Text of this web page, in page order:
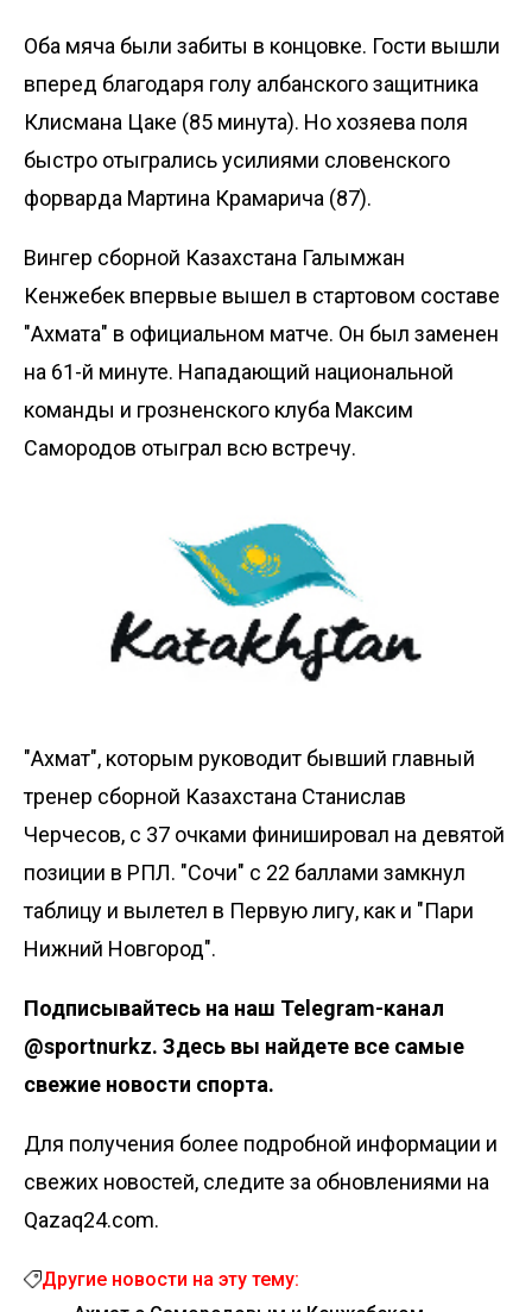
Оба мяча были забиты в концовке. Гости вышли
вперед благодаря голу албанского защитника
Клисмана Цаке (85 минута). Но хозяева поля
быстро отыгрались усилиями словенского
форварда Мартина Крамарича (87).
Вингер сборной Казахстана Галымжан
Кенжебек впервые вышел в стартовом составе
"Ахмата" в официальном матче. Он был заменен
на 61-й минуте. Нападающий национальной
команды и грозненского клуба Максим
Самородов отыграл всю встречу.
"Ахмат", которым руководит бывший главный
тренер сборной Казахстана Станислав
Черчесов, с 37 очками финишировал на девятой
позиции в РПЛ. "Сочи" с 22 баллами замкнул
таблицу и вылетел в Первую лигу, как и "Пари
Нижний Новгород".
Подписывайтесь на наш Telegram-канал
@sportnurkz. Здесь вы найдете все самые
свежие новости спорта.
Для получения более подробной информации и
свежих новостей, следите за обновлениями на
Qazaq24.com.
Другие новости на эту тему: